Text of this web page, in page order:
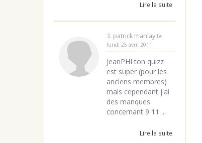
Lire la suite
3. patrick manlay Le
lundi 25 avril 2011
JeanPHI ton quizz
est super (pour les
anciens membres)
mais cependant j'ai
des manques
concernant 9 11 ...
Lire la suite